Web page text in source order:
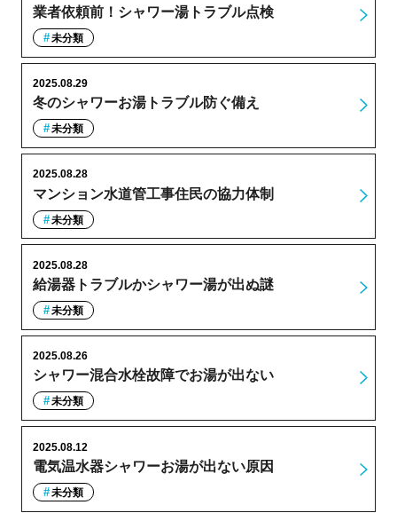
業者依頼前！シャワー湯トラブル点検
未分類
冬のシャワーお湯トラブル防ぐ備え
2025.08.29
未分類
マンション水道管工事住民の協力体制
2025.08.28
未分類
給湯器トラブルかシャワー湯が出ぬ謎
2025.08.28
未分類
シャワー混合水栓故障でお湯が出ない
2025.08.26
未分類
電気温水器シャワーお湯が出ない原因
2025.08.12
未分類